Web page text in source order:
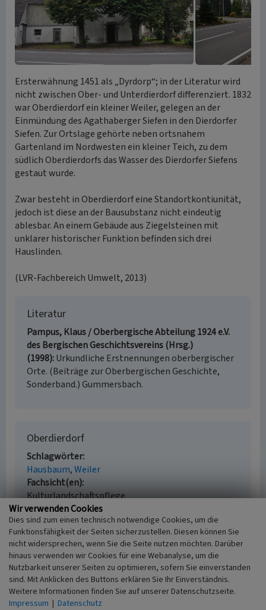
Ersterwähnung 1451 als „Dyrdorp“; in der Literatur wird
nicht zwischen Ober- und Unterdierdorf differenziert. 1832
war Oberdierdorf ein kleiner Weiler, gelegen an der
Einmündung des Agathaberger Siefen in den Dierdorfer
Siefen. Zur Ortslage gehörte neben ortsnahem
Gartenland im Nordwesten ein kleiner Teich, zu dem
südlich Oberdierdorfs das Wasser des Dierdorfer Siefens
gestaut wurde.
Zwar besteht in Oberdierdorf eine Standortkontiunität,
jedoch ist diese an der Bausubstanz nicht eindeutig
ablesbar. An einem Gebäude aus Ziegelsteinen mit
unklarer historischer Funktion befinden sich drei
Hauslinden.
(LVR-Fachbereich Umwelt, 2013)
Literatur
Pampus, Klaus / Oberbergische Abteilung 1924 e.V.
des Bergischen Geschichtsvereins (Hrsg.)
(1998) Urkundliche Erstnennungen oberbergischer
Orte. (Beiträge zur Oberbergischen Geschichte,
Sonderband.) Gummersbach.
Oberdierdorf
Schlagwörter
Hausbaum Weiler
Fachsicht(en)
Kulturlandschaftspflege
Erfassungsmaßstab
i.d.R. 1:5.000 (größer als 1:20.000)
Erfassungsmethode
Literaturauswertung, Geländebegehung/-
kartierung, Auswertung historischer Karten
Historischer Zeitraum
Beginn 1451
Wir verwenden Cookies
Dies sind zum einen technisch notwendige Cookies, um die
Funktionsfähigkeit der Seiten sicherzustellen. Diesen können Sie
nicht widersprechen, wenn Sie die Seite nutzen möchten. Darüber
hinaus verwenden wir Cookies für eine Webanalyse, um die
Nutzbarkeit unserer Seiten zu optimieren, sofern Sie einverstanden
sind. Mit Anklicken des Buttons erklären Sie Ihr Einverständnis.
Weitere Informationen finden Sie auf unserer Datenschutzseite.
Impressum | Datenschutz